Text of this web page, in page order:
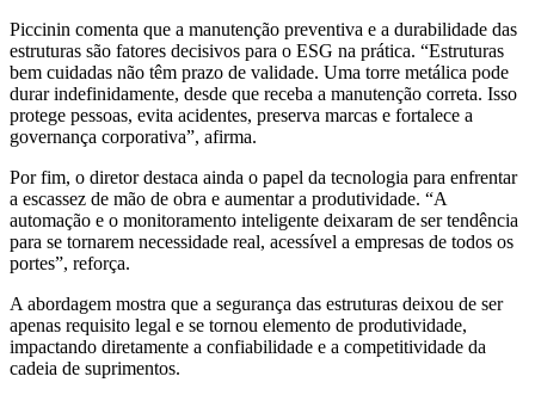
Piccinin comenta que a manutenção preventiva e a durabilidade das
estruturas são fatores decisivos para o ESG na prática. “Estruturas
bem cuidadas não têm prazo de validade. Uma torre metálica pode
durar indefinidamente, desde que receba a manutenção correta. Isso
protege pessoas, evita acidentes, preserva marcas e fortalece a
governança corporativa”, afirma.
Por fim, o diretor destaca ainda o papel da tecnologia para enfrentar
a escassez de mão de obra e aumentar a produtividade. “A
automação e o monitoramento inteligente deixaram de ser tendência
para se tornarem necessidade real, acessível a empresas de todos os
portes”, reforça.
A abordagem mostra que a segurança das estruturas deixou de ser
apenas requisito legal e se tornou elemento de produtividade,
impactando diretamente a confiabilidade e a competitividade da
cadeia de suprimentos.